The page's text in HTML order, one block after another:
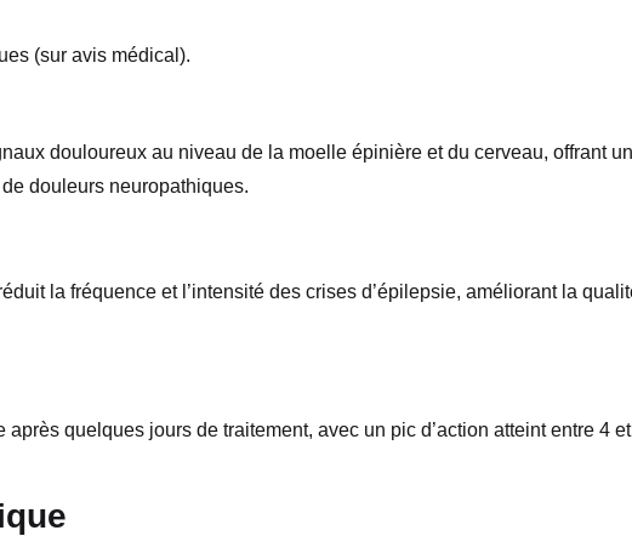
(sur avis médical).
douloureux au niveau de la moelle épinière et du cerveau, offrant un
douleurs neuropathiques.
la fréquence et l’intensité des crises d’épilepsie, améliorant la
après quelques jours de traitement, avec un pic d’action atteint entre 4